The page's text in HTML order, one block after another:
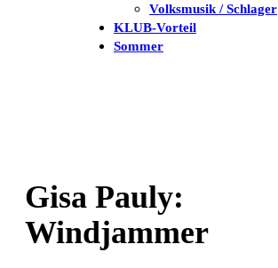
Volksmusik / Schlager
KLUB-Vorteil
Sommer
Gisa Pauly:
Windjammer